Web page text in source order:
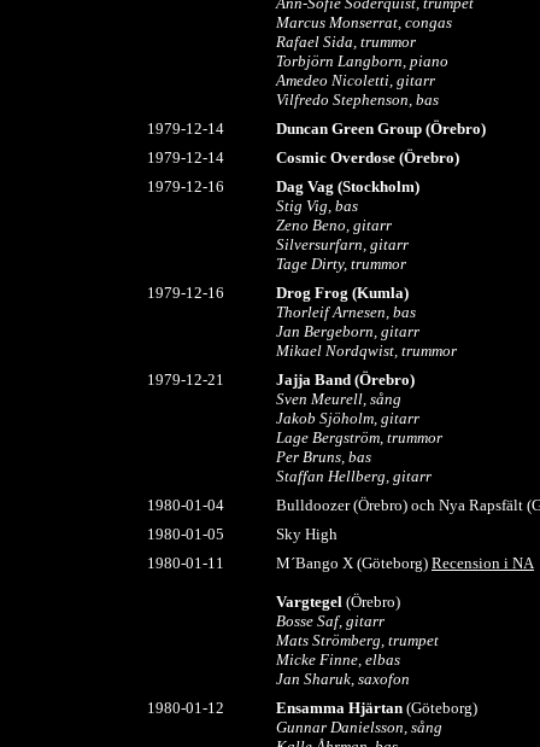
Marcus Monserrat, congas
Rafael Sida, trummor
Torbjörn Langborn, piano
Amedeo Nicoletti, gitarr
Vilfredo Stephenson, bas
1979-12-14
Duncan Green Group (Örebro)
1979-12-14
Cosmic Overdose (Örebro)
1979-12-16
Dag Vag (Stockholm)
Stig Vig, bas
Zeno Beno, gitarr
Silversurfarn, gitarr
Tage Dirty, trummor
1979-12-16
Drog Frog (Kumla)
Thorleif Arnesen, bas
Jan Bergeborn, gitarr
Mikael Nordqwist, trummor
1979-12-21 Jajja Band (Örebro)
Sven Meurell, sång
Jakob Sjöholm, gitarr
Lage Bergström, trummor
Per Bruns, bas
Staffan Hellberg, gitarr
1980-01-04
Bulldoozer (Örebro) och Nya Rapsfält
1980-01-05
Sky High
1980-01-11
M´Bango X (Göteborg) Recension i NA
Vargtegel (Örebro)
Bosse Saf, gitarr
Mats Strömberg, trumpet
Micke Finne, elbas
Jan Sharuk, saxofon
1980-01-12
Ensamma Hjärtan (Göteborg)
Gunnar Danielsson, sång